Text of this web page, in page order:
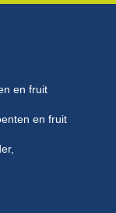
en fruit
en fruit